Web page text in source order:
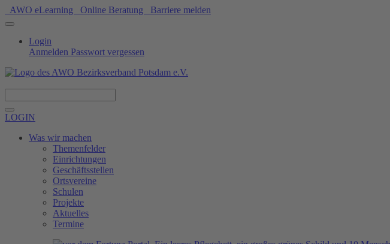
AWO eLearning Online Beratung Barriere melden
Login
Anmelden Passwort vergessen
LOGIN
Was wir machen
Themenfelder
Einrichtungen
Geschäftsstellen
Ortsvereine
Schulen
Projekte
Aktuelles
Termine